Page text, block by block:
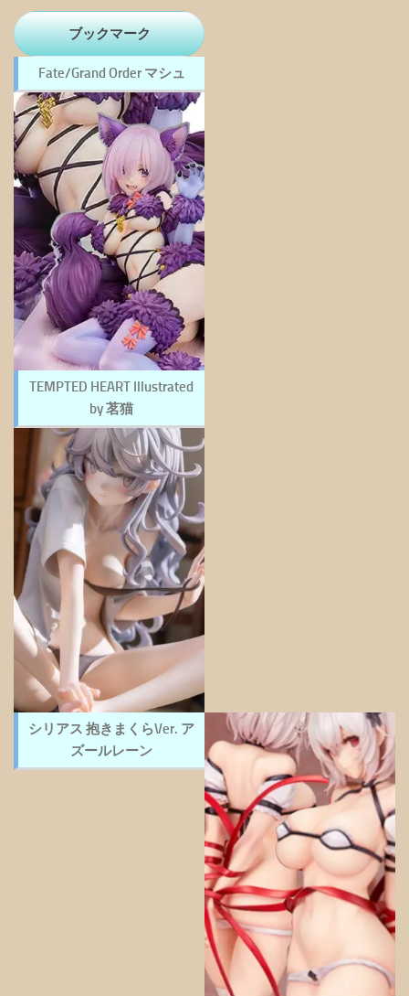
ブックマーク
Fate/Grand Order マシュ
TEMPTED HEART Illustrated
by 茗猫
シリアス 抱きまくらVer. ア
ズールレーン